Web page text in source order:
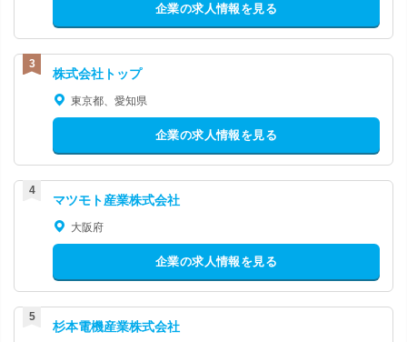
企業の求人情報を見る
株式会社トップ
東京都、愛知県
企業の求人情報を見る
マツモト産業株式会社
大阪府
企業の求人情報を見る
杉本電機産業株式会社